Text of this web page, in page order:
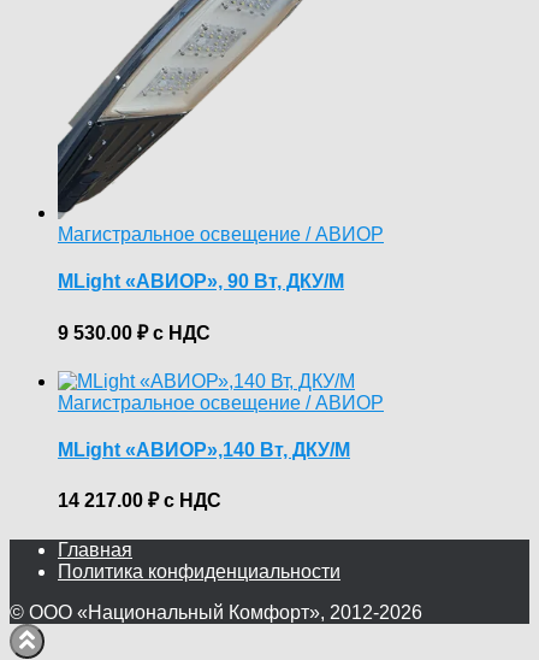
Магистральное освещение / АВИОР
MLight «АВИОР», 90 Вт, ДКУ/М
9 530.00 ₽с НДС
Магистральное освещение / АВИОР
MLight «АВИОР»,140 Вт, ДКУ/М
14 217.00 ₽с НДС
Главная
Политика конфиденциальности
© ООО «Национальный Комфорт», 2012-2026